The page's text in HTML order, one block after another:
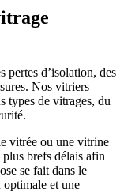
pertes d’isolation, des
Nos vitriers
types de vitrages, du
vitrée ou une vitrine
brefs délais afin
se fait dans le
optimale et une